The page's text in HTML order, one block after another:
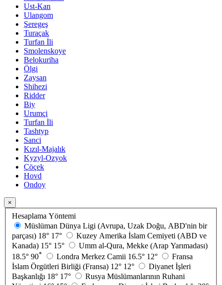
Ust-Kan
Ulangom
Şeregeş
Turaçak
Turfan İli
Smolenskoye
Belokuriha
Ölgi
Zaysan
Shihezi
Ridder
Biy
Urumçi
Turfan İli
Tashtyp
Sanci
Kızıl-Majalık
Kyzyl-Ozyok
Çöçek
Hovd
Ondoy
×
Hesaplama Yöntemi
Müslüman Dünya Ligi (Avrupa, Uzak Doğu, ABD'nin bir
parçası) 18° 17°
Kuzey Amerika İslam Cemiyeti (ABD ve
Kanada) 15° 15°
Umm al-Qura, Mekke (Arap Yarımadası)
18.5° 90* Londra Merkez Camii 16.5° 12°
Fransa
İslam Örgütleri Birliği (Fransa) 12° 12°
Diyanet İşleri
Başkanlığı 18° 17°
Rusya Müslümanlarının Ruhani